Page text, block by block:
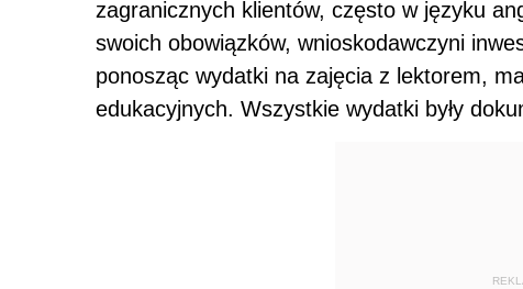
zagranicznych klientów, często w języku
swoich obowiązków, wnioskodawczyni
ponosząc wydatki na zajęcia z lektorem,
edukacyjnych. Wszystkie wydatki były